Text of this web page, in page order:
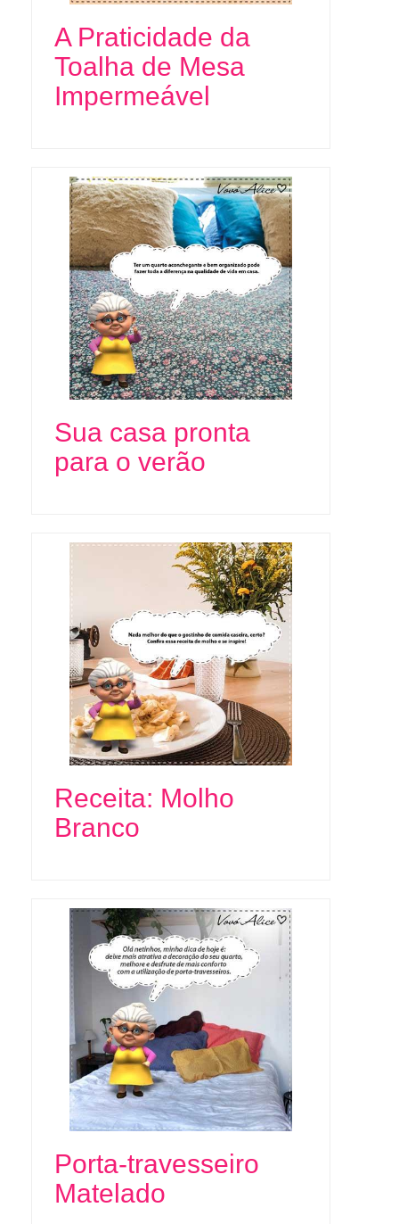
A Praticidade da
Toalha de Mesa
Impermeável
Sua casa pronta
para o verão
Receita: Molho
Branco
Porta-travesseiro
Matelado